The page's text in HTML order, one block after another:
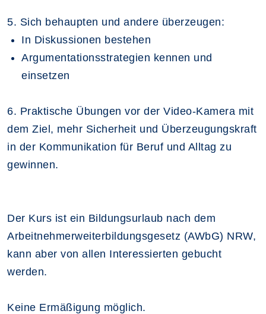
5. Sich behaupten und andere überzeugen:
In Diskussionen bestehen
Argumentationsstrategien kennen und
einsetzen
6. Praktische Übungen vor der Video-Kamera mit
dem Ziel, mehr Sicherheit und Überzeugungskraft
in der Kommunikation für Beruf und Alltag zu
gewinnen.
Der Kurs ist ein Bildungsurlaub nach dem
Arbeitnehmerweiterbildungsgesetz (AWbG) NRW,
kann aber von allen Interessierten gebucht
werden.
Keine Ermäßigung möglich.